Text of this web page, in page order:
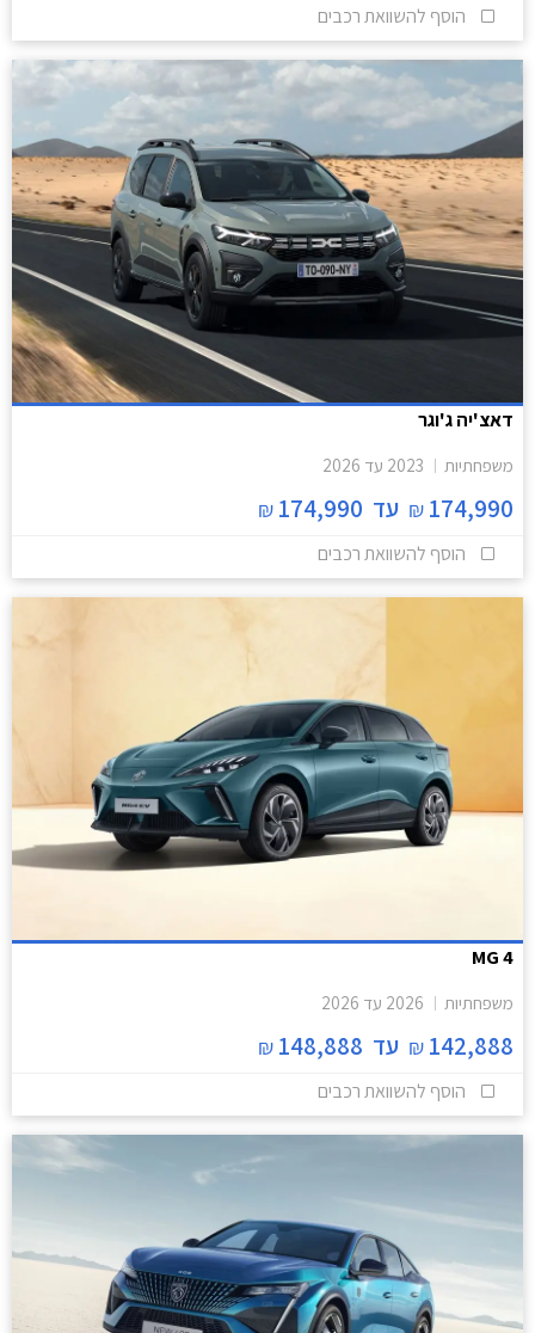
הוסף להשוואת רכבים
דאצ'יה ג'וגר
משפחתיות 2023 עד 2026
174,990
₪ עד 174,990
₪
הוסף להשוואת רכבים
MG 4
משפחתיות 2026 עד 2026
142,888
₪ עד 148,888
₪
הוסף להשוואת רכבים